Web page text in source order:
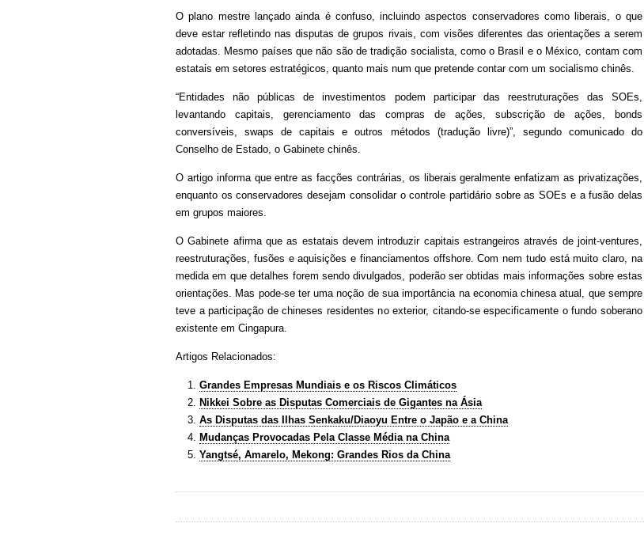
O plano mestre lançado ainda é confuso, incluindo aspectos conservadores como liberais, o que
deve estar refletindo nas disputas de grupos rivais, com visões diferentes das orientações a serem
adotadas. Mesmo países que não são de tradição socialista, como o Brasil e o México, contam com
estatais em setores estratégicos, quanto mais num que pretende contar com um socialismo chinês.
“Entidades não públicas de investimentos podem participar das reestruturações das SOEs,
levantando capitais, gerenciamento das compras de ações, subscrição de ações, bonds
conversíveis, swaps de capitais e outros métodos (tradução livre)”, segundo comunicado do
Conselho de Estado, o Gabinete chinês.
O artigo informa que entre as facções contrárias, os liberais geralmente enfatizam as privatizações,
enquanto os conservadores desejam consolidar o controle partidário sobre as SOEs e a fusão delas
em grupos maiores.
O Gabinete afirma que as estatais devem introduzir capitais estrangeiros através de joint-ventures,
reestruturações, fusões e aquisições e financiamentos offshore. Com nem tudo está muito claro, na
medida em que detalhes forem sendo divulgados, poderão ser obtidas mais informações sobre estas
orientações. Mas pode-se ter uma noção de sua importância na economia chinesa atual, que sempre
teve a participação de chineses residentes no exterior, citando-se especificamente o fundo soberano
existente em Cingapura.
Artigos Relacionados:
Grandes Empresas Mundiais e os Riscos Climáticos
Nikkei Sobre as Disputas Comerciais de Gigantes na Ásia
As Disputas das Ilhas Senkaku/Diaoyu Entre o Japão e a China
Mudanças Provocadas Pela Classe Média na China
Yangtsé, Amarelo, Mekong: Grandes Rios da China